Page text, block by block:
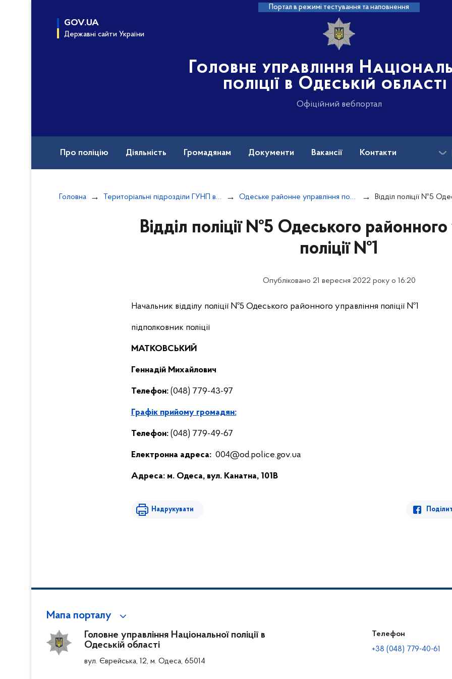
Портал в режимі тестування та наповнення
GOV.UA
Державні сайти України
Головне управління
поліції в Одеській області
Офіційний вебпортал
Про поліцію Діяльність Громадянам Документи Вакансії Контакти
Головна Територіальні підрозділи ГУНП в Одеській області Одеське районне управління поліції №1 Відділ поліції №5 Одеського
Відділ поліції №5 Одеського районного
поліції №1
Опубліковано 21 вересня 2022 року о 16:20
Начальник відділу поліції №5 Одеського районного управління поліції №1
підполковник поліції
МАТКОВСЬКИЙ
Геннадій Михайлович
Телефон: (048) 779-43-97
Графік прийому громадян:
Телефон:(048) 779-49-67
Електронна адреса: 004@od.police.gov.ua
Адреса: м. Одеса, вул. Канатна, 101В
Надрукувати
Мапа порталу
Головне управління Національної поліції в
Одеській області
вул. Єврейська, 12, м. Одеса, 65014
Телефон
+38 (048) 779-40-61